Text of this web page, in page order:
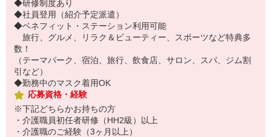
◆研修制度あり
◆社員登用（紹介予定派遣）
◆ベネフィット・ステーション利用可能
旅行、グルメ、リラク＆ビューティー、スポーツなど特典多
数！
（テーマパーク、宿泊、旅行、飲食店、サロン、スパ、ジム割
引など）
◆勤務中のマスク着用OK
応募資格・経験
※下記どちらかお持ちの方
・介護職員初任者研修（HH2級）以上
・介護職のご経験（3ヶ月以上）